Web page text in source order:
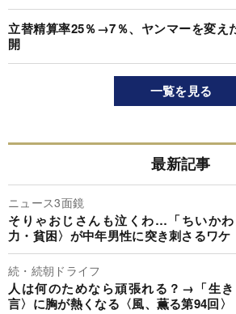
立替精算率25％→7％、ヤンマーを変え
開
一覧を見る
最新記事
ニュース3面鏡
そりゃおじさんも泣くわ…「ちいか
力・貧困〉が中年男性に突き刺さるワケ
続・続朝ドライフ
人は何のためなら頑張れる？→「生
言〉に胸が熱くなる〈風、薫る第94回〉